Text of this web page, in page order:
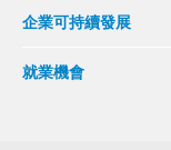
企業可持續發展
就業機會